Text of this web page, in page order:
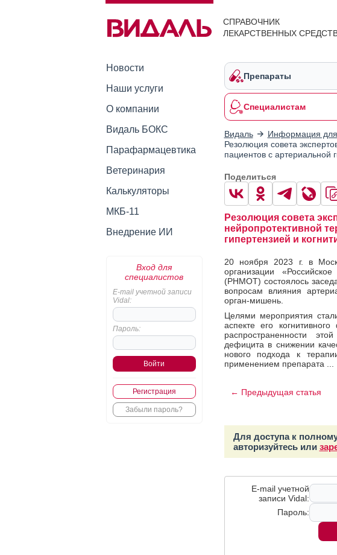
СПРАВОЧНИК
ЛЕКАРСТВЕННЫХ
Новости
Наши услуги
О компании
Видаль БОКС
Парафармацевтика
Ветеринария
Калькуляторы
МКБ-11
Внедрение ИИ
Вход для
специалистов
E-mail учетной записи
Vidal:
Пароль:
Регистрация
Забыли пароль?
Препараты
Специалистам
Видаль Информация для
Резолюция совета
пациентов с артериальной
Поделиться
Резолюция совета
нейропротективной
гипертензией и
20 ноября 2023 г. в
организации
(РНМОТ) состоялось
вопросам влияния
орган-мишень.
Целями мероприятия
аспекте его
распространенности
дефицита в снижении
нового подхода к
применением препарата ...
← Предыдущая статья
Для доступа к
авторизуйтесь или
E-mail учетной
записи Vidal:
Пароль: